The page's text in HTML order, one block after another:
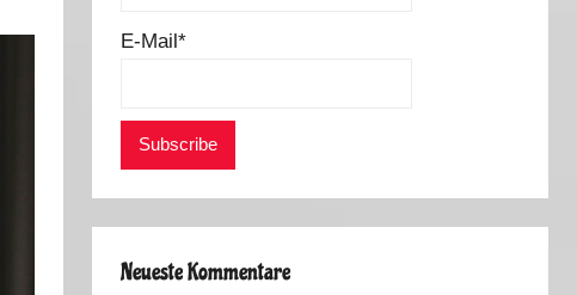
E-Mail*
Neueste Kommentare